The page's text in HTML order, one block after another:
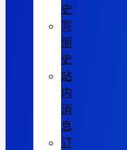
史
写
丽
史
站
内
消
息
订